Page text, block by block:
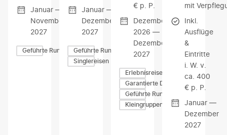
Januar —
November
2027
Geführte Rundreisen
Januar —
Dezember
2027
Geführte Rundreisen
Singlereisen
€ p. P.
Dezember
2026 —
Dezember
2027
Erlebnisreisen
Garantierte Durchführung
Geführte Rundreisen
Kleingruppen-Rundreisen
mit
Inkl.
Ausflüge
&
Eintritte
i. W. v.
ca. 400
€ p. P.
Januar —
Dezember
2027